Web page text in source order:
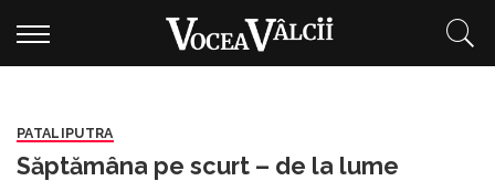
PATALIPUTRA
Săptămâna pe scurt – de la lume